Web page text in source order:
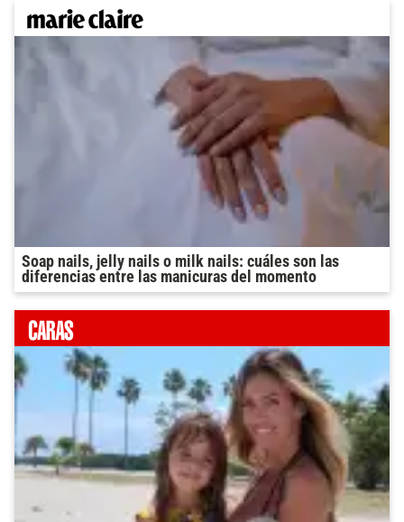
Soap nails, jelly nails o milk nails: cuáles son las
diferencias entre las manicuras del momento